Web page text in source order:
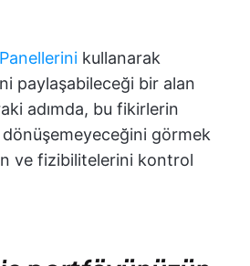
kullanarak
paylaşabileceği bir alan
adımda, bu fikirlerin
görmek
ve fizibilitelerini kontrol